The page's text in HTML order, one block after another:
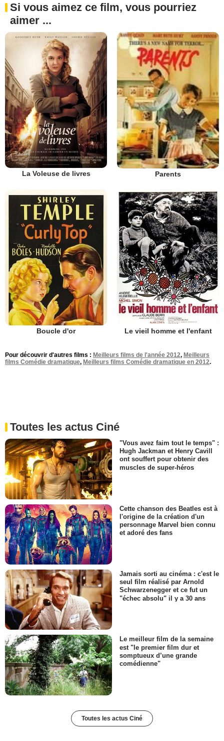
Si vous aimez ce film, vous pourriez
aimer ...
La Voleuse de livres Parents
Boucle d'or Le vieil homme et l'enfant
Pour découvrir d'autres films : Meilleurs films de l'année 2012, Meilleurs
films Comédie dramatique, Meilleurs films Comédie dramatique en 2012.
Toutes les actus Ciné
"Vous avez faim tout le temps" :
Hugh Jackman et Henry Cavill
ont souffert pour obtenir des
muscles de super-héros
Cette chanson des Beatles est à
l'origine de la création d'un
personnage Marvel bien connu
et adoré des fans
Jamais sorti au cinéma : c'est le
seul film réalisé par Arnold
Schwarzenegger et ce fut un
"échec absolu" il y a 30 ans
Le meilleur film de la semaine
est "le premier film dur et
somptueux d’une grande
comédienne"
Toutes les actus Ciné